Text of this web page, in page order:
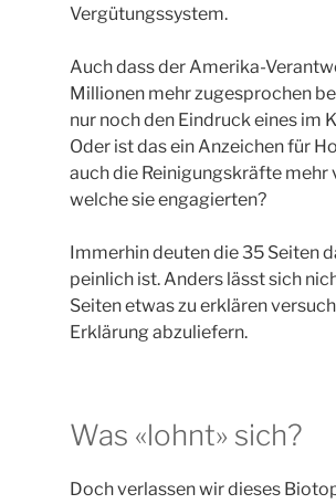
Vergütungssystem.
Auch dass der Amerika-
Millionen mehr zugesprochen
nur noch den Eindruck eines im
Oder ist das ein Anzeichen für
auch die Reinigungskräfte mehr
welche sie engagierten?
Immerhin deuten die 35 Seiten
peinlich ist. Anders lässt sich
Seiten etwas zu erklären
Erklärung abzuliefern.
Was «lohnt» sich?
Doch verlassen wir dieses